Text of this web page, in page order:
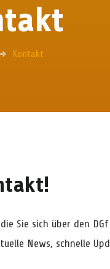
Kontakt
Sie sich über den
News, schnelle